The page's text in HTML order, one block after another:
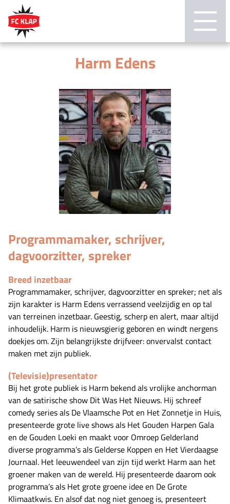
Harm Edens
Programmamaker, schrijver,
dagvoorzitter, spreker
Breed inzetbaar
Programmamaker, schrijver, dagvoorzitter en spreker; net als
zijn karakter is Harm Edens verrassend veelzijdig en op tal
van terreinen inzetbaar. Geestig, scherp en alert, maar altijd
inhoudelijk. Harm is nieuwsgierig geboren en windt nergens
doekjes om. Zijn belangrijkste drijfveer: onvervalst contact
maken met zijn publiek.
(Televisie)presentator
Bij het grote publiek is Harm bekend als vrolijke anchorman
van de satirische show Dit Was Het Nieuws. Hij schreef
comedy series als De Vlaamsche Pot en Het Zonnetje in Huis,
presenteerde grote live shows als Het Gouden Harpen Gala
en de Gouden Loeki en maakt voor Omroep Gelderland
diverse programma’s als Gelderse Koppen en Het Vierdaagse
Journaal. Het leeuwendeel van zijn tijd werkt Harm aan het
groener maken van de wereld. Hij presenteerde daarom ook
programma’s als Het grote groene idee en De Grote
Klimaatkwis. En alsof dat nog niet genoeg is, presenteert